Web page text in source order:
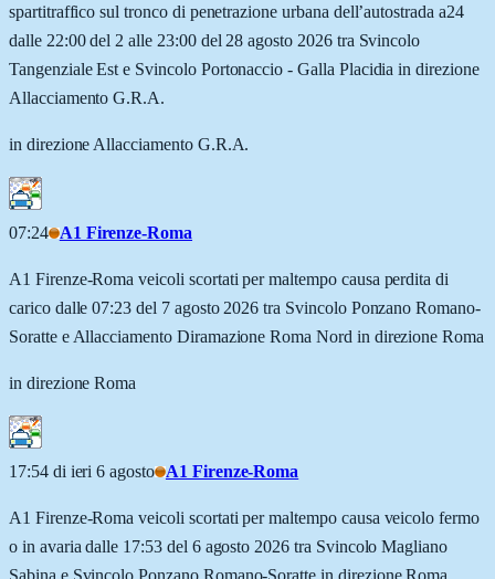
spartitraffico sul tronco di penetrazione urbana dell’autostrada a24
dalle 22:00 del 2 alle 23:00 del 28 agosto 2026 tra Svincolo
Tangenziale Est e Svincolo Portonaccio - Galla Placidia in direzione
Allacciamento G.R.A.
in direzione Allacciamento G.R.A.
07:24 A1 Firenze-Roma
A1 Firenze-Roma veicoli scortati per maltempo causa perdita di
carico dalle 07:23 del 7 agosto 2026 tra Svincolo Ponzano Romano-
Soratte e Allacciamento Diramazione Roma Nord in direzione Roma
in direzione Roma
17:54 di ieri 6 agosto A1 Firenze-Roma
A1 Firenze-Roma veicoli scortati per maltempo causa veicolo fermo
o in avaria dalle 17:53 del 6 agosto 2026 tra Svincolo Magliano
Sabina e Svincolo Ponzano Romano-Soratte in direzione Roma